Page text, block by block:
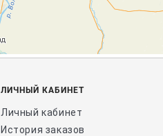
ЛИЧНЫЙ КАБИНЕТ
Личный кабинет
История заказов